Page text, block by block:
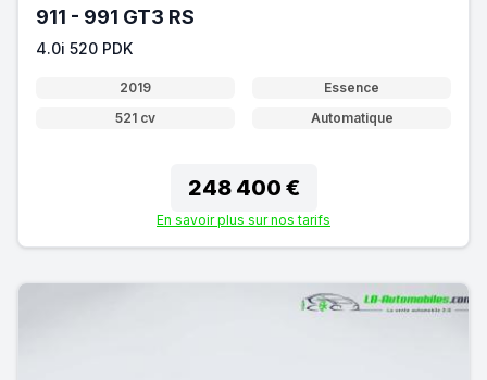
911 - 991 GT3 RS
4.0i 520 PDK
2019
Essence
521 cv
Automatique
248 400 €
En savoir plus sur nos tarifs